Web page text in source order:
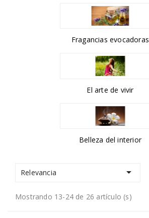
Fragancias evocadoras
El arte de vivir
Belleza del interior
Relevancia 
Mostrando 13-24 de 26 artículo (s)